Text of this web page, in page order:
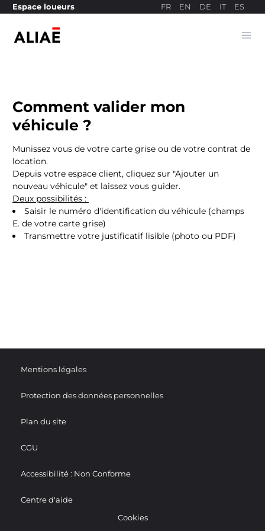
Espace loueurs FR EN DE IT ES
Site de paiement
Comment valider mon
véhicule ?
Munissez vous de votre carte grise ou de votre contrat de
location.
Depuis votre espace client, cliquez sur "Ajouter un
nouveau véhicule" et laissez vous guider.
Deux possibilités :
Saisir le numéro d'identification du véhicule (champs
E. de votre carte grise)
Transmettre votre justificatif lisible (photo ou PDF)
Mentions légales
Protection des données personnelles
Plan du site
CGU
Accessibilité : Non Conforme
Centre d'aide
Cookies